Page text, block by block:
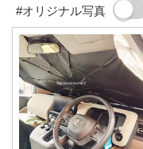
#オリジナル写真